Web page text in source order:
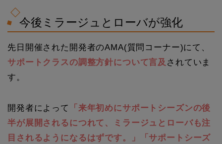
今後ミラージュとローバが強化
先日開催された開発者のAMA(質問コーナー)にて、
サポートクラスの調整方針について言及 されていま
す。
開発者によって
「来年初めにサポートシーズンの後
半が展開されるにつれて、ミラージュとローバも注
目されるようになるはずです。」「サポートシーズ